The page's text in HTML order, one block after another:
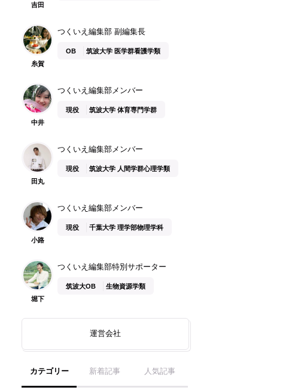
吉田
糸賀
つくいえ編集部 副編集長
OB 筑波大学 医学群看護学類
中井
つくいえ編集部メンバー
現役 筑波大学 体育専門学群
田丸
つくいえ編集部メンバー
現役 筑波大学 人間学群心理学類
小路
つくいえ編集部メンバー
現役 千葉大学 理学部物理学科
堀下
つくいえ編集部特別サポーター
筑波大OB 生物資源学類
運営会社
カテゴリー 新着記事 人気記事